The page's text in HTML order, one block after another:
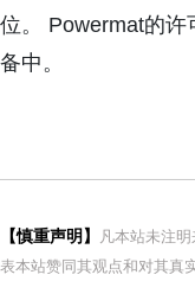
位。 Powermat的许
备中。
【慎重声明】
凡本站未注
表本站赞同其观点和对其真